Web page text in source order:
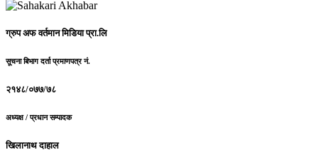
ग्रुप अफ वर्तमान मिडिया प्रा.लि
सूचना बिभाग दर्ता प्रमाणपत्र नं.
२१४८/०७७/७८
अध्यक्ष / प्रधान सम्पादक
खिलानाथ दाहाल